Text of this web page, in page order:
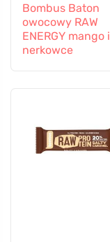
Bombus Baton
owocowy RAW
ENERGY mango i
nerkowce